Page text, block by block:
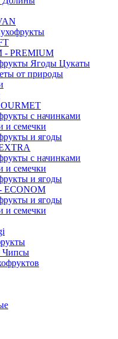
PREMIUM
Ягоды Цукаты
от природы
с начинками
и семечки
и ягоды
с начинками
и семечки
и ягоды
и ягоды
и семечки
Чипсы